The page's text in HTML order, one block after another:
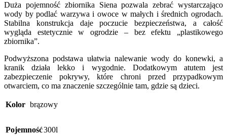
Duża pojemność zbiornika Siena pozwala zebrać wystarczająco
wody by podlać warzywa i owoce w małych i średnich ogrodach.
Stabilna konstrukcja daje poczucie bezpieczeństwa, a całość
wygląda estetycznie w ogrodzie – bez efektu „plastikowego
zbiornika”.
Podwyższona podstawa ułatwia nalewanie wody do konewki, a
kranik działa lekko i wygodnie. Dodatkowym atutem jest
zabezpieczenie pokrywy, które chroni przed przypadkowym
otwarciem, co ma znaczenie szczególnie tam, gdzie są dzieci.
Kolor brązowy
Pojemność300l